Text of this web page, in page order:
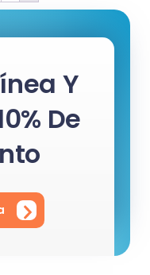
Y
De